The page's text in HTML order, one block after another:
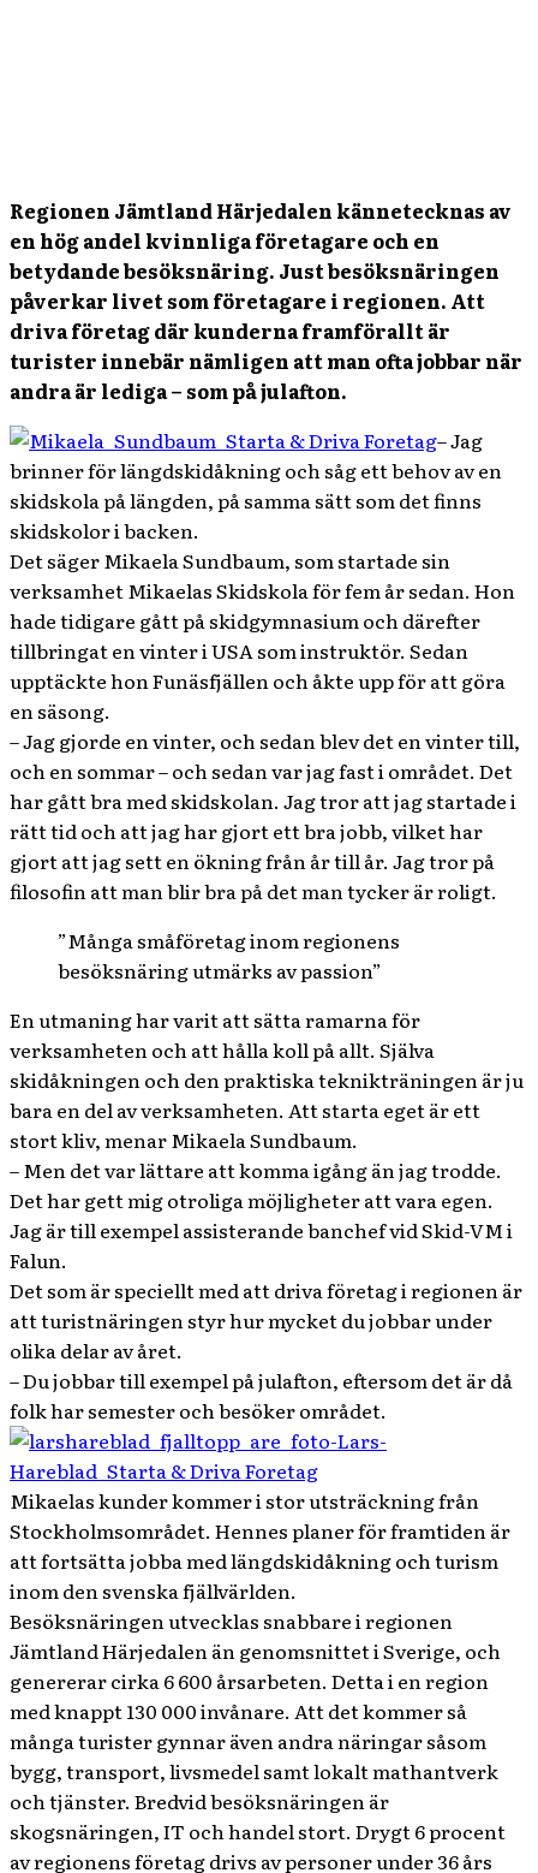
Regionen Jämtland Härjedalen kännetecknas av
en hög andel kvinnliga företagare och en
betydande besöksnäring. Just besöksnäringen
påverkar livet som företagare i regionen. Att
driva företag där kunderna framförallt är
turister innebär nämligen att man ofta jobbar när
andra är lediga – som på julafton.
– Jag
brinner för längdskidåkning och såg ett behov av en
skidskola på längden, på samma sätt som det finns
skidskolor i backen.
Det säger Mikaela Sundbaum, som startade sin
verksamhet Mikaelas Skidskola för fem år sedan. Hon
hade tidigare gått på skidgymnasium och därefter
tillbringat en vinter i USA som instruktör. Sedan
upptäckte hon Funäsfjällen och åkte upp för att göra
en säsong.
– Jag gjorde en vinter, och sedan blev det en vinter till,
och en sommar – och sedan var jag fast i området. Det
har gått bra med skidskolan. Jag tror att jag startade i
rätt tid och att jag har gjort ett bra jobb, vilket har
gjort att jag sett en ökning från år till år. Jag tror på
filosofin att man blir bra på det man tycker är roligt.
”Många småföretag inom regionens
besöksnäring utmärks av passion”
En utmaning har varit att sätta ramarna för
verksamheten och att hålla koll på allt. Själva
skidåkningen och den praktiska teknikträningen är ju
bara en del av verksamheten. Att starta eget är ett
stort kliv, menar Mikaela Sundbaum.
– Men det var lättare att komma igång än jag trodde.
Det har gett mig otroliga möjligheter att vara egen.
Jag är till exempel assisterande banchef vid Skid-VM i
Falun.
Det som är speciellt med att driva företag i regionen är
att turistnäringen styr hur mycket du jobbar under
olika delar av året.
– Du jobbar till exempel på julafton, eftersom det är då
folk har semester och besöker området.
Mikaelas kunder kommer i stor utsträckning från
Stockholmsområdet. Hennes planer för framtiden är
att fortsätta jobba med längdskidåkning och turism
inom den svenska fjällvärlden.
Besöksnäringen utvecklas snabbare i regionen
Jämtland Härjedalen än genomsnittet i Sverige, och
genererar cirka 6 600 årsarbeten. Detta i en region
med knappt 130 000 invånare. Att det kommer så
många turister gynnar även andra näringar såsom
bygg, transport, livsmedel samt lokalt mathantverk
och tjänster. Bredvid besöksnäringen är
skogsnäringen, IT och handel stort. Drygt 6 procent
av regionens företag drivs av personer under 36 års